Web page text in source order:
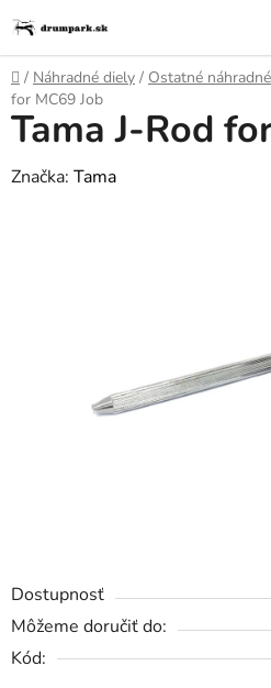
na
obsah
Domov
/ Náhradné diely / Ostatné
for MC69 Job
Dostupnosť
Môžeme doručiť do:
Kód:
Tama J-Rod
Značka: Tama